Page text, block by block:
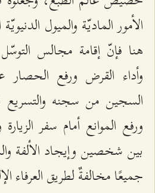
الأمور الماديّة والميول
هنا فإنّ إقامة مجالس
وأداء القرض ورفع
السجين من سجنه والتسريع
ورفع الموانع أمام سفر
بين شخصين وإيجاد الألفة
جميعًا مخالفةٌ لطريق العرفاء